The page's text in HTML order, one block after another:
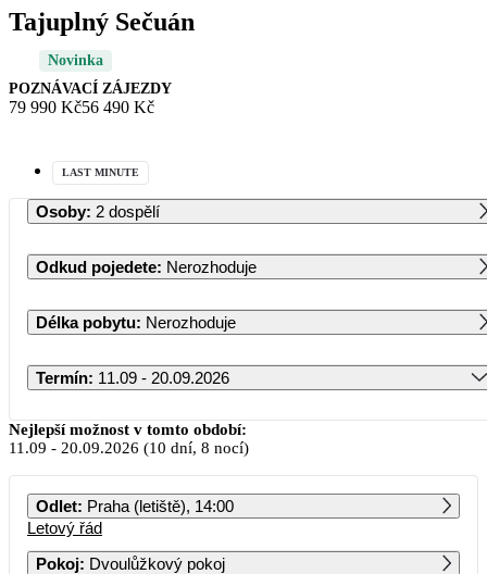
Tajuplný Sečuán
Novinka
POZNÁVACÍ ZÁJEZDY
79 990 Kč56 490 Kč
LAST MINUTE
Osoby: 2 dospělí
Odkud pojedete: Nerozhoduje
Délka pobytu: Nerozhoduje
Termín: 11.09 - 20.09.2026
Září 2026
PO ÚT ST ČT PÁ SO NE
Nejlepší možnost v tomto období:
11.09 - 20.09.2026 (10 dní, 8 nocí)
Odlet: Praha (letiště), 14:00
Letový řád
Pokoj: Dvoulůžkový pokoj